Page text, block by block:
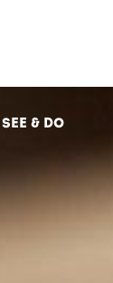
See & Do